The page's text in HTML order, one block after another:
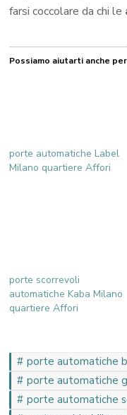
farsi coccolare da chi le
Possiamo aiutarti anche
porte automatiche Label
Milano quartiere Affori
porte scorrevoli
automatiche Kaba Milano
quartiere Affori
porte automatiche
porte automatiche
porte automatiche